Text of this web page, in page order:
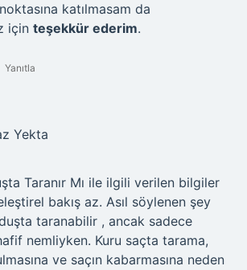
katılmasam da
için teşekkür ederim.
Yanıtla
Yekta
Taranır Mı ile ilgili verilen bilgiler
bakış az. Asıl söylenen şey
duşta taranabilir , ancak sadece
nemliyken. Kuru saçta tarama,
ve saçın kabarmasına neden